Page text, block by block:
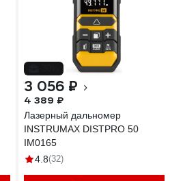
3 056 ₽
4 389 ₽
Лазерный дальномер
INSTRUMAX DISTPRO 50
IM0165
4.8(32)